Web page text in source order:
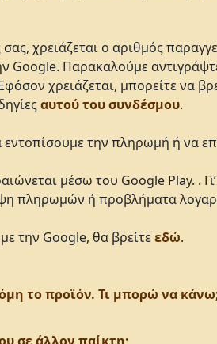
χρειάζεται ο αριθμός
Παρακαλούμε
χρειάζεται, μπορείτε να
αυτού του συνδέσμου.
την πληρωμή ή να
μέσω του Google Play. .
πληρωμών ή προβλήματα
την Google, θα βρείτεεδώ.
το προϊόν. Τι μπορώ να